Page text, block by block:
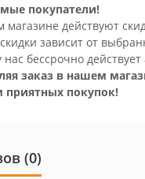
покупатели!
действуют
зависит от
бессрочно
заказ в нашем
приятных покупок!
(0)